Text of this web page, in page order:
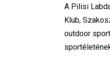
A Pilisi
Klub,
outdoor